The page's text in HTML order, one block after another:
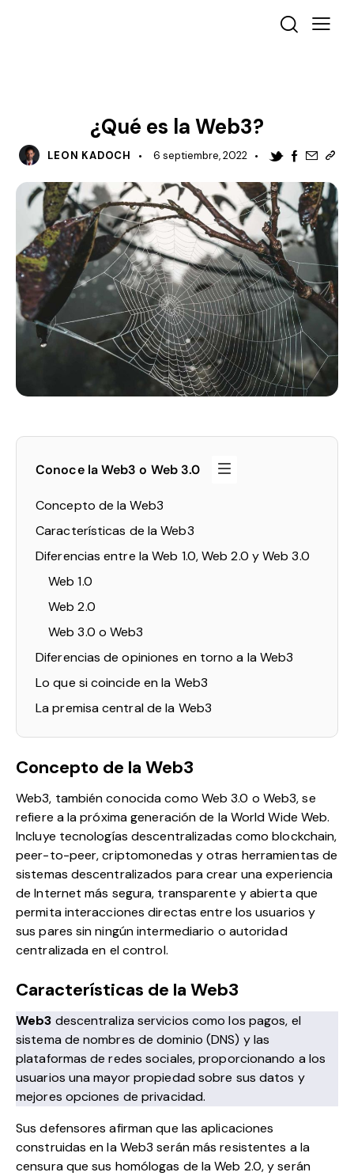
¿Qué es la Web3?
LEON KADOCH 6 septiembre, 2022
Conoce la Web3 o Web 3.0
Concepto de la Web3
Características de la Web3
Diferencias entre la Web 1.0, Web 2.0 y Web 3.0
Web 1.0
Web 2.0
Web 3.0 o Web3
Diferencias de opiniones en torno a la Web3
Lo que si coincide en la Web3
La premisa central de la Web3
Concepto de la Web3
Web3, también conocida como Web 3.0 o Web3, se
refiere a la próxima generación de la World Wide Web.
Incluye tecnologías descentralizadas como blockchain,
peer-to-peer, criptomonedas y otras herramientas de
sistemas descentralizados para crear una experiencia
de Internet más segura, transparente y abierta que
permita interacciones directas entre los usuarios y
sus pares sin ningún intermediario o autoridad
centralizada en el control.
Características de la Web3
Web3 descentraliza servicios como los pagos, el
sistema de nombres de dominio (DNS) y las
plataformas de redes sociales, proporcionando a los
usuarios una mayor propiedad sobre sus datos y
mejores opciones de privacidad.
Sus defensores afirman que las aplicaciones
construidas en la Web3 serán más resistentes a la
censura que sus homólogas de la Web 2.0, y serán